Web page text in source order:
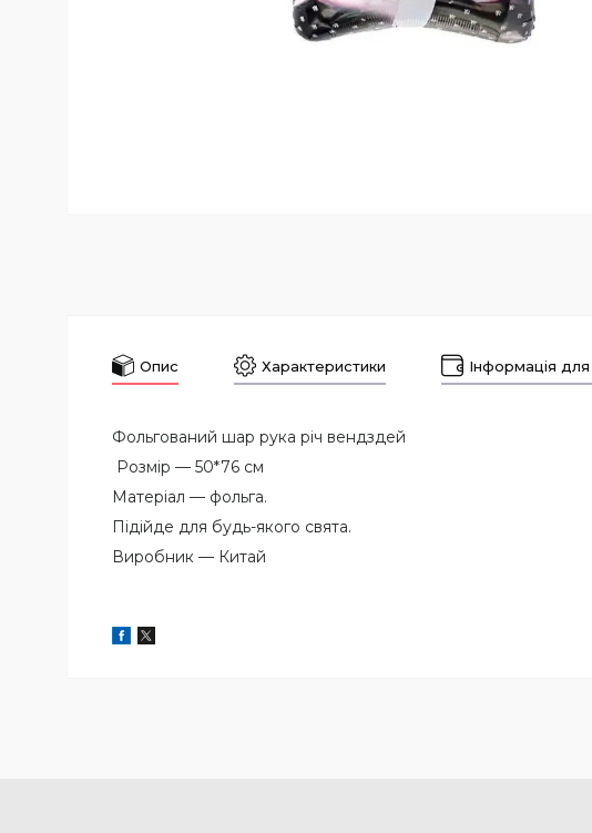
Опис Характеристики Інформація
Фольгований шар рука річ вендздей
Розмір — 50*76 см
Матеріал — фольга.
Підійде для будь-якого свята.
Виробник — Китай